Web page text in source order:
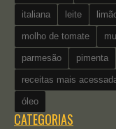
italiana leite
molho de tomate
parmesão pimenta
receitas mais
óleo
CATEGORIAS